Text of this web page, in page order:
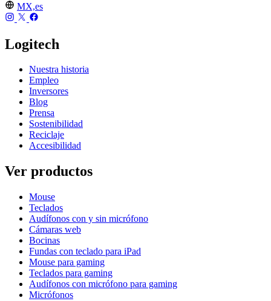
MX,es
Logitech
Nuestra historia
Empleo
Inversores
Blog
Prensa
Sostenibilidad
Reciclaje
Accesibilidad
Ver productos
Mouse
Teclados
Audífonos con y sin micrófono
Cámaras web
Bocinas
Fundas con teclado para iPad
Mouse para gaming
Teclados para gaming
Audífonos con micrófono para gaming
Micrófonos